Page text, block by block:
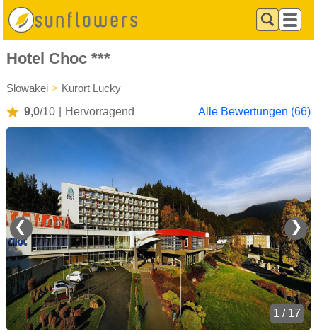
Hotel Choc ***
Slowakei > Kurort Lucky
9,0/10 Hervorragend Alle Bewertungen (66)
❮ ❯
1 / 17